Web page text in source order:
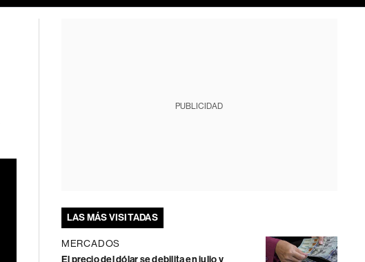
PUBLICIDAD
LAS MÁS VISITADAS
MERCADOS
El precio del dólar se debilita en julio y